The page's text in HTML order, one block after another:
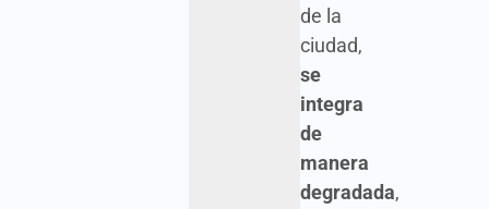
de la
ciudad,
se
integra
de
manera
degradada,